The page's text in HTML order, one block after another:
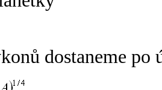
dostaneme po